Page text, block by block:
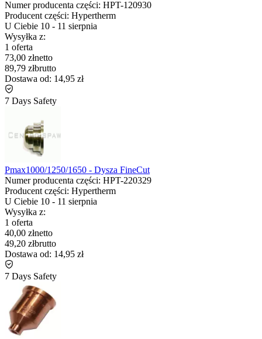
Numer producenta części: HPT-120930
Producent części: Hypertherm
U Ciebie 10 - 11 sierpnia
Wysyłka z:
1 oferta
73,00 złnetto
89,79 złbrutto
Dostawa od: 14,95 zł
7 Days Safety
Pmax1000/1250/1650 - Dysza FineCut
Numer producenta części: HPT-220329
Producent części: Hypertherm
U Ciebie 10 - 11 sierpnia
Wysyłka z:
1 oferta
40,00 złnetto
49,20 złbrutto
Dostawa od: 14,95 zł
7 Days Safety